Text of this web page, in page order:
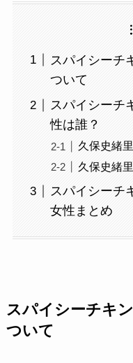
スパイシーチ
ついて
スパイシーチ
性は誰？
久保史緒
久保史緒
スパイシーチ
女性まとめ
スパイシーチキ
ついて